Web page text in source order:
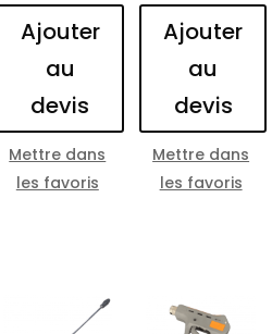
Ajouter
au
devis
Mettre dans
les favoris
Ajouter
au
devis
Mettre dans
les favoris